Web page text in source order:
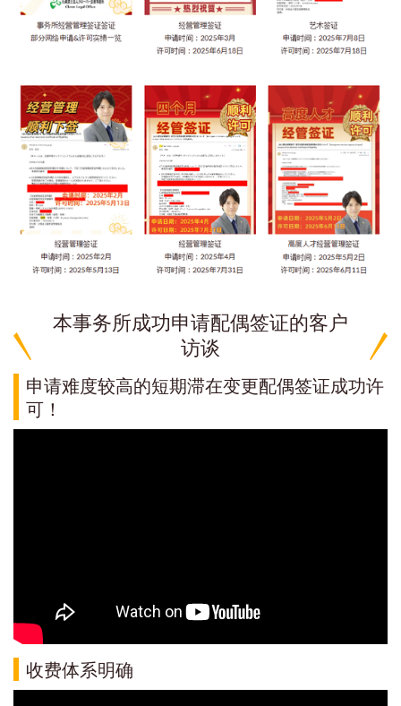
本事务所成功申请配偶签证的客户
访谈
申请难度较高的短期滞在变更配偶签证成功许
可！
收费体系明确